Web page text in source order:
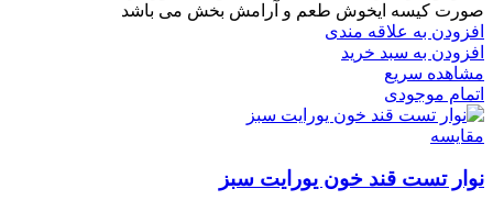
صورت کیسه ایخوش طعم و آرامش بخش می باشد
افزودن به علاقه مندی
افزودن به سبد خرید
مشاهده سریع
اتمام موجودی
مقایسه
نوار تست قند خون یورایت سبز